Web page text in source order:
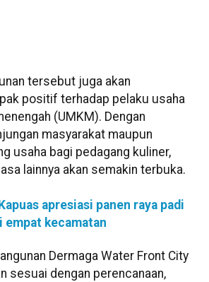
tersebut juga akan
positif terhadap pelaku usaha
(UMKM). Dengan
masyarakat maupun
usaha bagi pedagang kuliner,
lainnya akan semakin terbuka.
Kapuas apresiasi panen raya padi
empat kecamatan
Dermaga Water Front City
sesuai dengan perencanaan,